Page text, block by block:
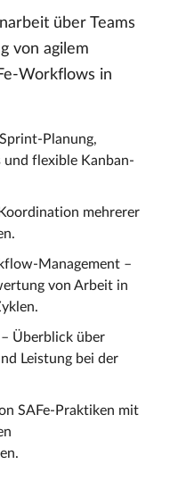
über Teams
von agilem
Workflows in
Planung,
flexible Kanban-
Koordination mehrerer
Management –
von Arbeit in
Überblick über
Leistung bei der
SAFe-Praktiken mit